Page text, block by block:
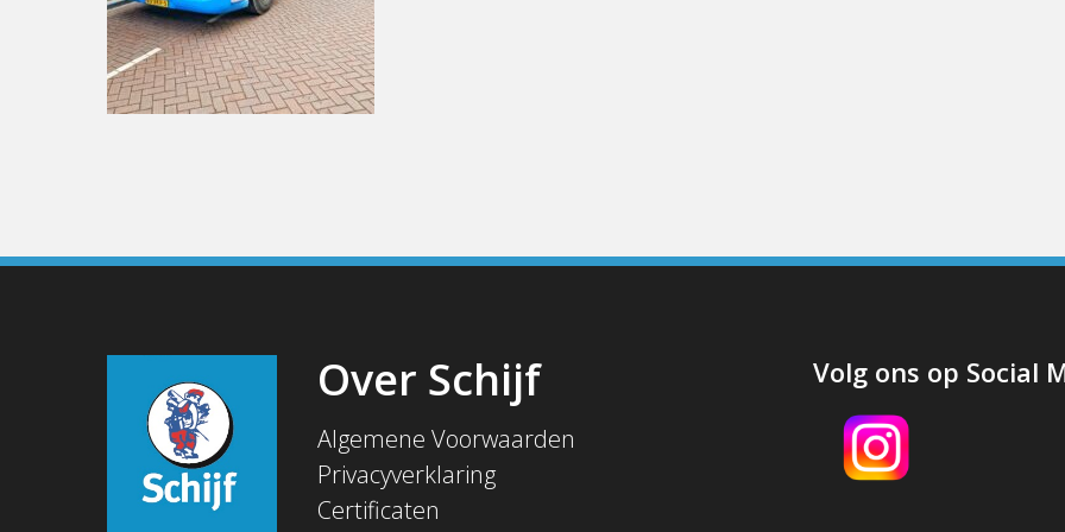
Over Schijf
Algemene Voorwaarden
Privacyverklaring
Certificaten
Volg ons op Social